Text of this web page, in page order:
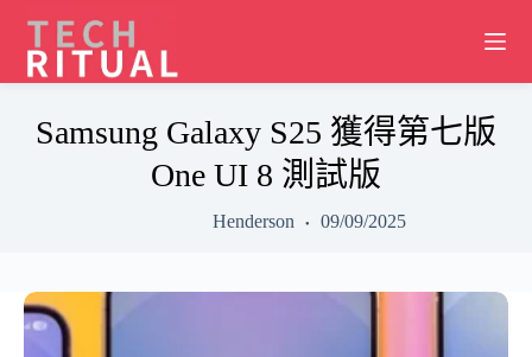
content
Samsung Galaxy S25 獲得第七版
One UI 8 測試版
Henderson 09/09/2025